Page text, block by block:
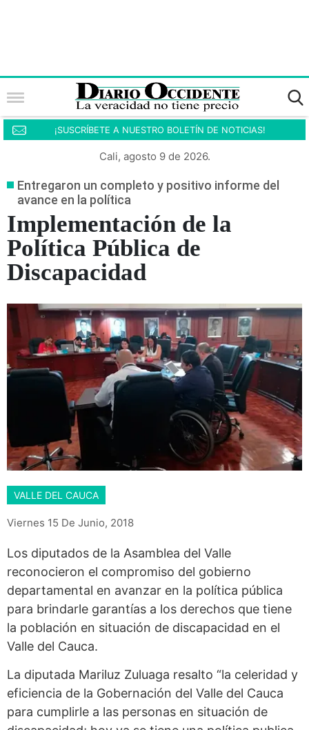
¡SUSCRÍBETE A NUESTRO BOLETÍN DE NOTICIAS!
Cali, agosto 9 de 2026.
Entregaron un completo y positivo informe del
avance en la política
Implementación de la
Política Pública de
Discapacidad
VALLE DEL CAUCA
Viernes 15 De Junio, 2018
Los diputados de la Asamblea del Valle
reconocieron el compromiso del gobierno
departamental en avanzar en la política pública
para brindarle garantías a los derechos que tiene
la población en situación de discapacidad en el
Valle del Cauca.
La diputada Mariluz Zuluaga resalto “la celeridad y
eficiencia de la Gobernación del Valle del Cauca
para cumplirle a las personas en situación de